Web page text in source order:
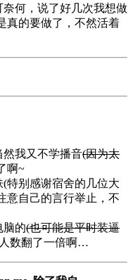
何，说了好几次我想做
真的要做了，不然活着
我又不学播音(因为太
啊~
特别感谢宿舍的几位大
意自己的言行举止，不
脑的(也可能是平时装逼
数翻了一倍啊…